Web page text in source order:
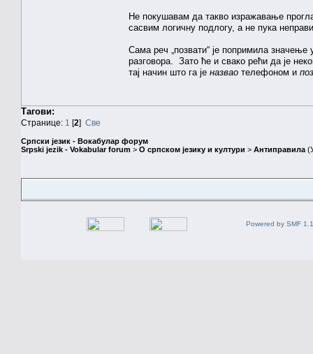
Не покушавам да такво изражавање
сасвим логичну подлогу, а не пука
Сама реч „позвати“ је попримила
разговора. Зато ће и свако рећи да је
тај начин што га је назвао телефоном и
Тагови:
Странице: 1 [2] Све
Српски језик - Вокабулар форум
Srpski jezik - Vokabular forum > О српском језику и култури > Антиправила
Powered by SMF